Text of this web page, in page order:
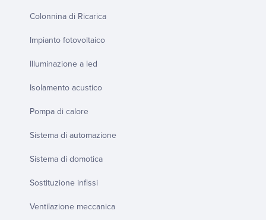
Colonnina di Ricarica
Impianto fotovoltaico
Illuminazione a led
Isolamento acustico
Pompa di calore
Sistema di automazione
Sistema di domotica
Sostituzione infissi
Ventilazione meccanica